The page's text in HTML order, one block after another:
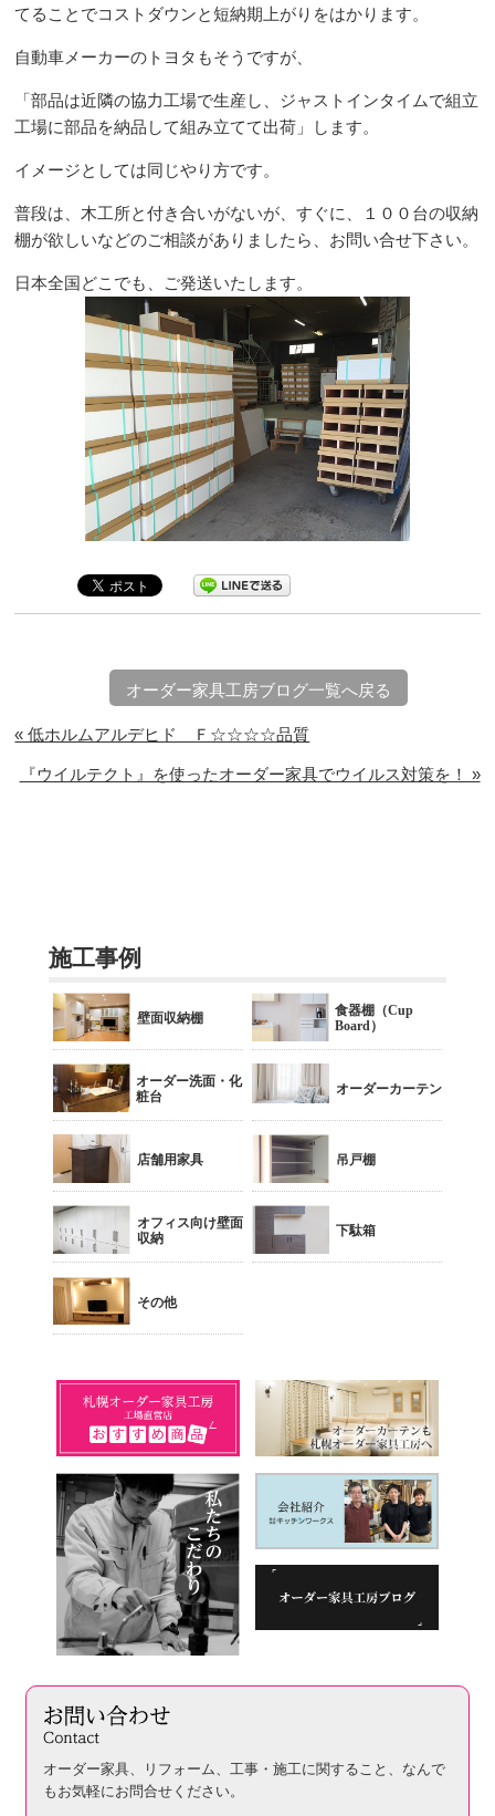
てることでコストダウンと短納期上がりをはかります。
自動車メーカーのトヨタもそうですが、
「部品は近隣の協力工場で生産し、ジャストインタイムで組立
工場に部品を納品して組み立てて出荷」します。
イメージとしては同じやり方です。
普段は、木工所と付き合いがないが、すぐに、１００台の収納
棚が欲しいなどのご相談がありましたら、お問い合せ下さい。
日本全国どこでも、ご発送いたします。
オーダー家具工房ブログ一覧へ戻る
« 低ホルムアルデヒド Ｆ☆☆☆☆品質
『ウイルテクト』を使ったオーダー家具でウイルス対策を！ »
施工事例
壁面収納棚
食器棚（Cup
Board）
オーダー洗面・化
粧台
オーダーカーテン
店舗用家具 吊戸棚
オフィス向け壁面
収納
下駄箱
その他
オーダー家具、リフォーム、工事・施工に関すること、 なんで
もお気軽にお問合せください。